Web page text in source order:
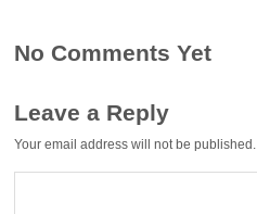
No Comments Yet
Leave a Reply
Your email address will not be published.